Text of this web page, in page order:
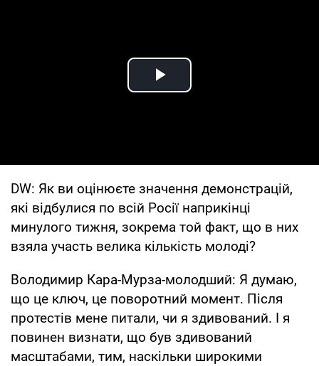
Play Video
DW: Як ви оцінюєте значення демонстрацій,
які відбулися по всій Росії наприкінці
минулого тижня, зокрема той факт, що в них
взяла участь велика кількість молоді?
Володимир Кара-Мурза-молодший: Я думаю,
що це ключ, це поворотний момент. Після
протестів мене питали, чи я здивований. І я
повинен визнати, що був здивований
масштабами, тим, наскільки широкими